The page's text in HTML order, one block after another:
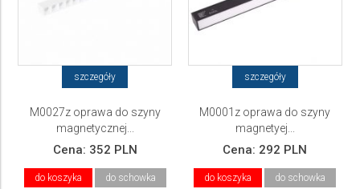
szczegóły
M0027z oprawa do szyny
magnetycznej...
Cena: 352 PLN
do koszyka do schowka
szczegóły
M0001z oprawa do szyny
magnetyej...
Cena: 292 PLN
do koszyka do schowka